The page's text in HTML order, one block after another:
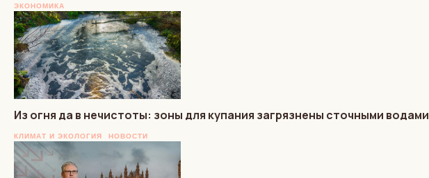
ЭКОНОМИКА
Из огня да в нечистоты: зоны для купания загрязнены сточными водами
КЛИМАТ И ЭКОЛОГИЯ НОВОСТИ